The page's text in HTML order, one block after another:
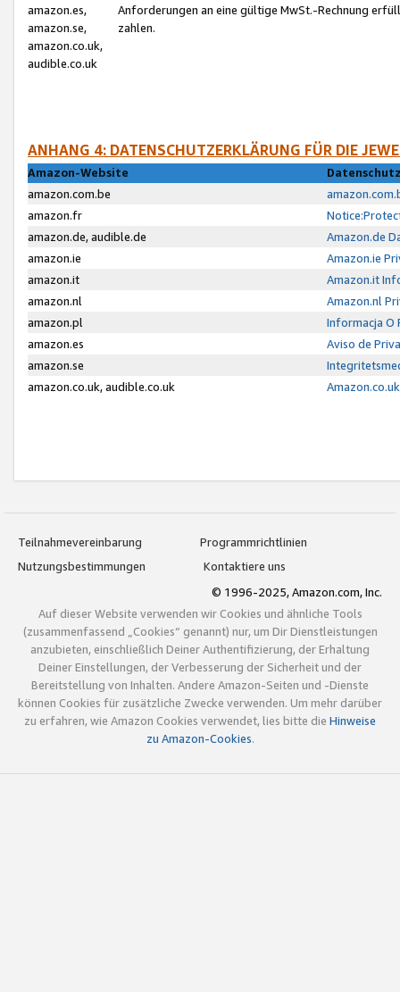
amazon.es,
amazon.se,
amazon.co.uk,
audible.co.uk
Anforderungen an eine gültige MwSt.-Rechnung
zahlen.
ANHANG 4: DATENSCHUTZERKLÄRUNG FÜR DIE
Amazon-Website
amazon.com.be
amazon.fr
amazon.de, audible.de
Amazon.de
amazon.ie
Amazon.ie
amazon.it
Amazon.it
amazon.nl
Amazon.nl
amazon.pl
Informacja O
amazon.es
Aviso de
amazon.se
amazon.co.uk, audible.co.uk
Teilnahmevereinbarung
Programmrichtlinien
Nutzungsbestimmungen
Kontaktiere uns
© 1996-2025, Amazon.com, Inc.
Auf dieser Website verwenden wir Cookies und ähnliche Tools
(zusammenfassend „Cookies“ genannt) nur, um Dir Dienstleistungen
anzubieten, einschließlich Deiner Authentifizierung, der Erhaltung
Deiner Einstellungen, der Verbesserung der Sicherheit und der
Bereitstellung von Inhalten. Andere Amazon-Seiten und -Dienste
können Cookies für zusätzliche Zwecke verwenden. Um mehr darüber
zu erfahren, wie Amazon Cookies verwendet, lies bitte die Hinweise
zu Amazon-Cookies.